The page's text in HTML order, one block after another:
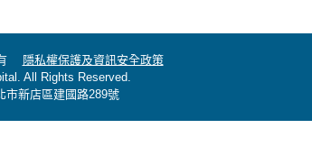
有 隱私權保護及資訊安全政策
All Rights Reserved.
市新店區建國路289號